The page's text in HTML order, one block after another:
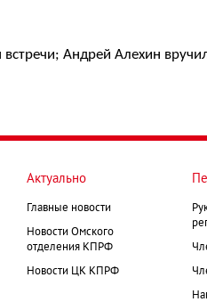
Андрей Алехин
Актуально
Главные новости
Новости Омского
отделения КПРФ
Новости ЦК КПРФ